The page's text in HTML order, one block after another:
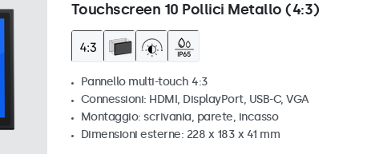
Touchscreen 10 Pollici Metallo (4:3)
Pannello multi-touch 4:3
Connessioni: HDMI, DisplayPort, USB-C, VGA
Montaggio: scrivania, parete, incasso
Dimensioni esterne: 228 x 183 x 41 mm